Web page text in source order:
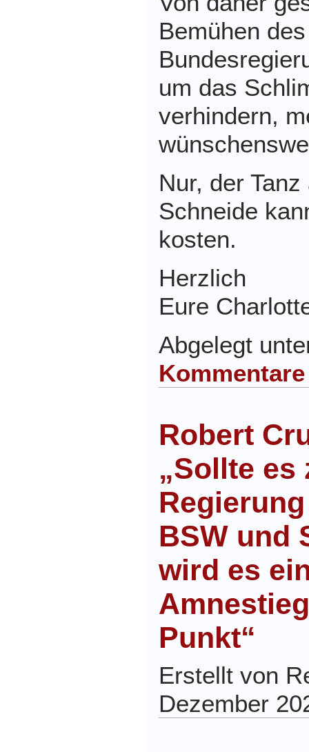
Bemühen
um das
verhindern,
Nur, der
Schneide
kosten.
Herzlich
Eure
Abgelegt
Robert
„Sollte es
BSW und
wird es
Punkt“
Erstellt von
Dezember